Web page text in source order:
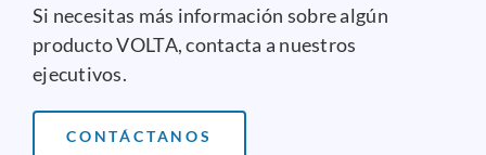
Si necesitas más información sobre algún
producto VOLTA, contacta a nuestros
ejecutivos.
CONTÁCTANOS